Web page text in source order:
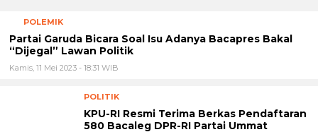
POLEMIK
Partai Garuda Bicara Soal Isu Adanya Bacapres Bakal
“Dijegal” Lawan Politik
Kamis, 11 Mei 2023 - 18:31 WIB
KPU-RI Resmi Terima Berkas Pendaftaran 580 Bacaleg
DPR-RI Partai Ummat